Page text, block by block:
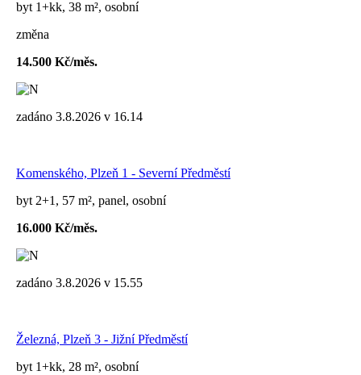
byt 1+kk, 38 m², osobní
změna
14.500 Kč/měs.
zadáno 3.8.2026 v 16.14
Komenského, Plzeň 1 - Severní Předměstí
byt 2+1, 57 m², panel, osobní
16.000 Kč/měs.
zadáno 3.8.2026 v 15.55
Železná, Plzeň 3 - Jižní Předměstí
byt 1+kk, 28 m², osobní